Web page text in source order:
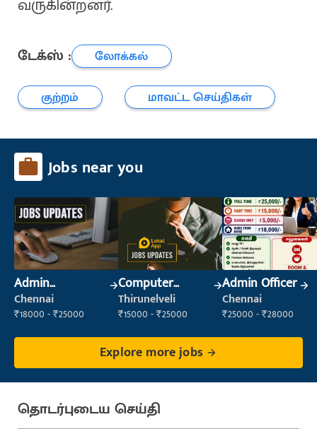
வருகின்றனர்.
டேக்ஸ் :
லோக்கல்
குற்றம்
மாவட்ட செய்திகள்
Jobs near you
Admin
Supervisor
Chennai
₹18000 - ₹25000
Computer
Operator
Thirunelveli
₹15000 - ₹25000
Admin Officer
Chennai
₹25000 - ₹28000
Explore more jobs
தொடர்புடைய செய்தி